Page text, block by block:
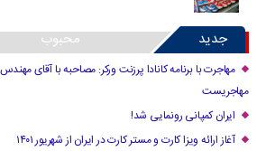
جدید محبوب
مهاجرت با برنامه کانادا پرزنت ورکر: مصاحبه با آقای
مهاجریست
ایران کمپانی رونمایی شد!
آغاز ارائه ویزا کارت و مستر کارت در ایران از شهریور ۱۴۰۱